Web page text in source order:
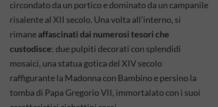
circondato da un portico e dominato da un campanile
risalente al XII secolo. Una volta all’interno, si
rimaneaffascinati dai numerosi tesori che
custodisce: due pulpiti decorati con splendidi
mosaici, una statua gotica del XIV secolo
raffigurante la Madonna con Bambino e persino la
tomba di Papa Gregorio VII, immortalato con i suoi